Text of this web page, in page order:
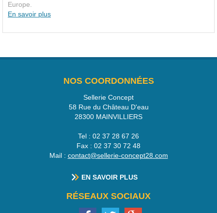
Europe.
En savoir plus
NOS COORDONNÉES
Sellerie Concept
58 Rue du Château D'eau
28300 MAINVILLIERS
Tel : 02 37 28 67 26
Fax : 02 37 30 72 48
Mail : contact@sellerie-concept28.com
EN SAVOIR PLUS
RÉSEAUX SOCIAUX